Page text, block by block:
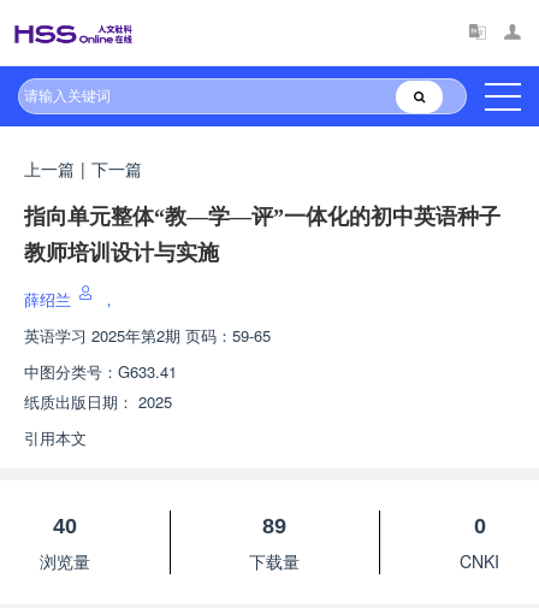
上一篇 | 下一篇
指向单元整体“教—学—评”一体化的初中英语种子
教师培训设计与实施
薛绍兰
，
英语学习 2025年第2期 页码：59-65
中图分类号： G633.41
纸质出版日期： 2025
引用本文
40
浏览量
89
下载量
0
CNKI